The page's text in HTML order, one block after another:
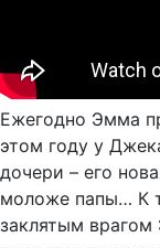
Ежегодно Эмма
этом году у
дочери – его
моложе папы… К
заклятым